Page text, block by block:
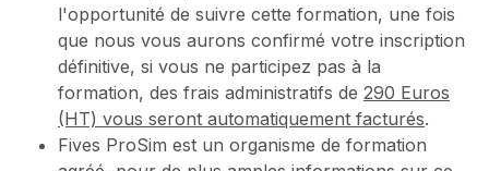
l'opportunité de suivre cette formation, une fois
que nous vous aurons confirmé votre inscription
définitive, si vous ne participez pas à la
formation, des frais administratifs de 290 Euros
(HT) vous seront automatiquement facturés.
Fives ProSim est un organisme de formation